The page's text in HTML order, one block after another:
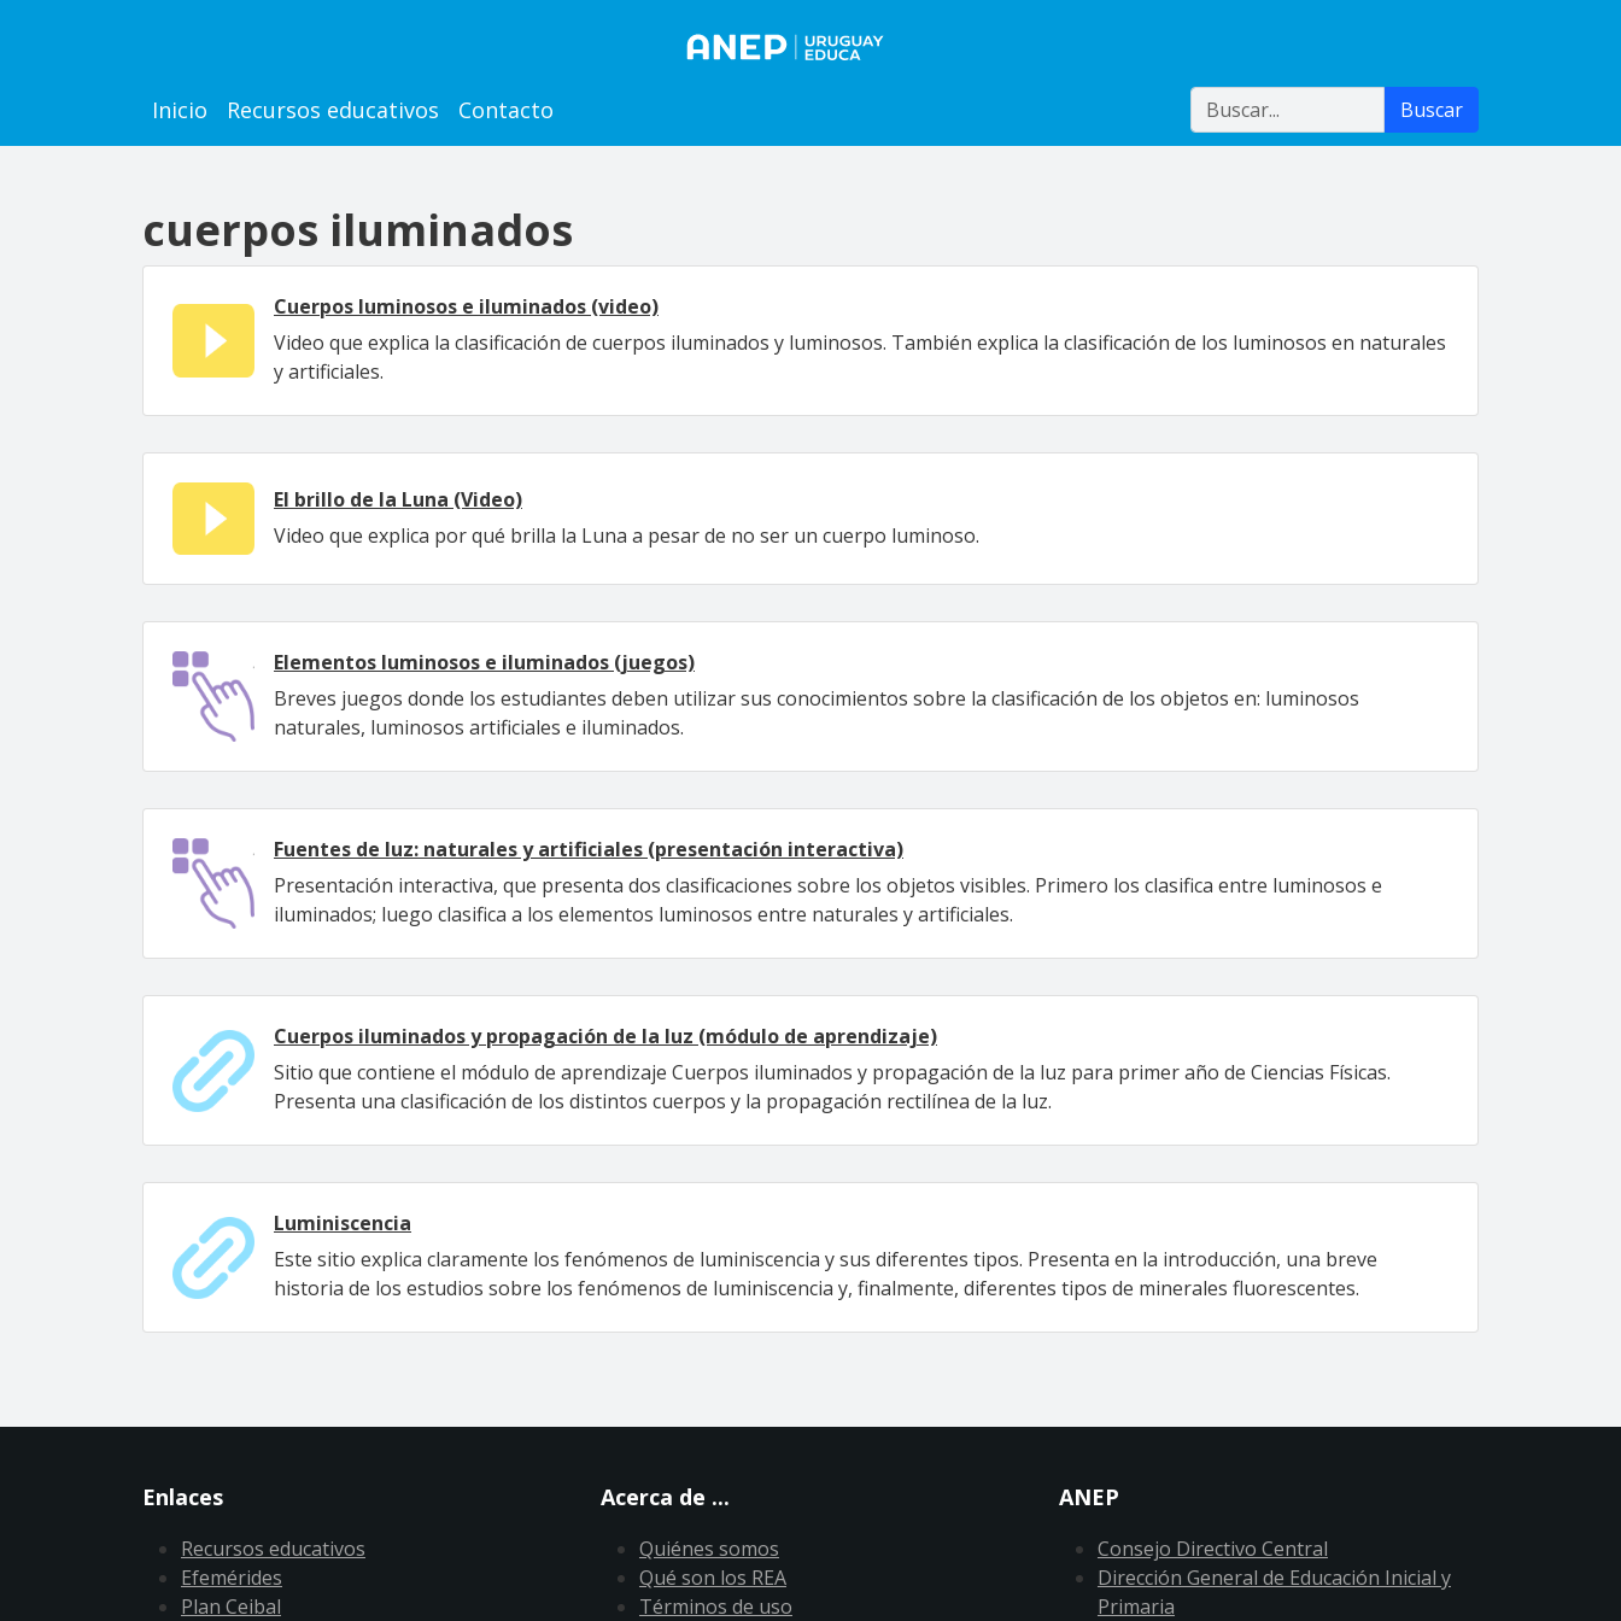
Main navigation
Inicio Recursos educativos Contacto Buscar Buscar
cuerpos iluminados
Cuerpos luminosos e iluminados (video)
Video que explica la clasificación de cuerpos iluminados y luminosos. También explica la clasificación de los luminosos en naturales
y artificiales.
El brillo de la Luna (Video)
Video que explica por qué brilla la Luna a pesar de no ser un cuerpo luminoso.
Elementos luminosos e iluminados (juegos)
Breves juegos donde los estudiantes deben utilizar sus conocimientos sobre la clasificación de los objetos en: luminosos
naturales, luminosos artificiales e iluminados.
Fuentes de luz: naturales y artificiales (presentación interactiva)
Presentación interactiva, que presenta dos clasificaciones sobre los objetos visibles. Primero los clasifica entre luminosos e
iluminados; luego clasifica a los elementos luminosos entre naturales y artificiales.
Cuerpos iluminados y propagación de la luz (módulo de aprendizaje)
Sitio que contiene el módulo de aprendizaje Cuerpos iluminados y propagación de la luz para primer año de Ciencias Físicas.
Presenta una clasificación de los distintos cuerpos y la propagación rectilínea de la luz.
Luminiscencia
Este sitio explica claramente los fenómenos de luminiscencia y sus diferentes tipos. Presenta en la introducción, una breve
historia de los estudios sobre los fenómenos de luminiscencia y, finalmente, diferentes tipos de minerales fluorescentes.
Enlaces
Recursos educativos
Efemérides
Plan Ceibal
Acerca de ...
Quiénes somos
Qué son los REA
Términos de uso
ANEP
Consejo Directivo Central
Dirección General de Educación Inicial y
Primaria